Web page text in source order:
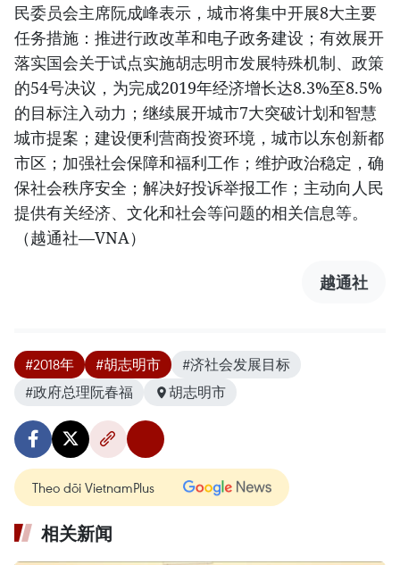
民委员会主席阮成峰表示，城市将集中开展8大主要
任务措施：推进行政改革和电子政务建设；有效展开
落实国会关于试点实施胡志明市发展特殊机制、政策
的54号决议，为完成2019年经济增长达8.3%至8.5%
的目标注入动力；继续展开城市7大突破计划和智慧
城市提案；建设便利营商投资环境，城市以东创新都
市区；加强社会保障和福利工作；维护政治稳定，确
保社会秩序安全；解决好投诉举报工作；主动向人民
提供有关经济、文化和社会等问题的相关信息等。
（越通社—VNA）
越通社
#2018年 #胡志明市
#济社会发展目标
#政府总理阮春福
胡志明市
Theo dõi VietnamPlus
相关新闻